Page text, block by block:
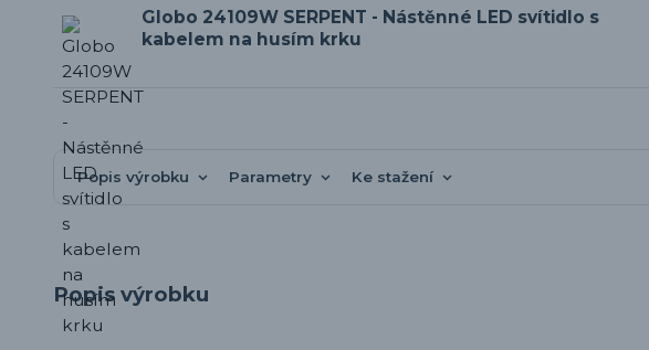
Globo 24109W SERPENT - Nástěnné LED svítidlo s
kabelem na husím krku
Popis výrobku Parametry Ke stažení
Popis výrobku